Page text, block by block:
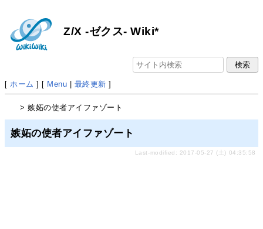
Z/X -ゼクス- Wiki*
[ ホーム ] [ Menu | 最終更新 ]
> 嫉妬の使者アイファゾート
嫉妬の使者アイファゾート
Last-modified: 2017-05-27 (土) 04:35:58